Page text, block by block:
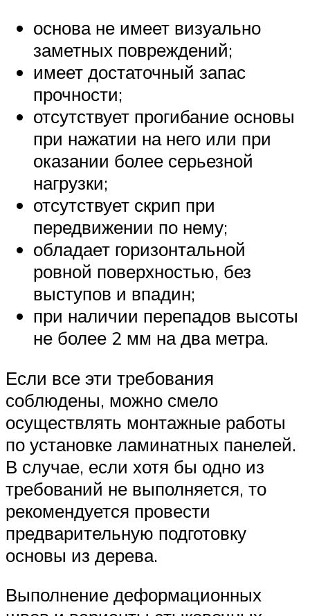
основа не имеет визуально
заметных повреждений;
имеет достаточный запас
прочности;
отсутствует прогибание основы
при нажатии на него или при
оказании более серьезной
нагрузки;
отсутствует скрип при
передвижении по нему;
обладает горизонтальной
ровной поверхностью, без
выступов и впадин;
при наличии перепадов высоты
не более 2 мм на два метра.
Если все эти требования
соблюдены, можно смело
осуществлять монтажные работы
по установке ламинатных панелей.
В случае, если хотя бы одно из
требований не выполняется, то
рекомендуется провести
предварительную подготовку
основы из дерева.
Выполнение деформационных